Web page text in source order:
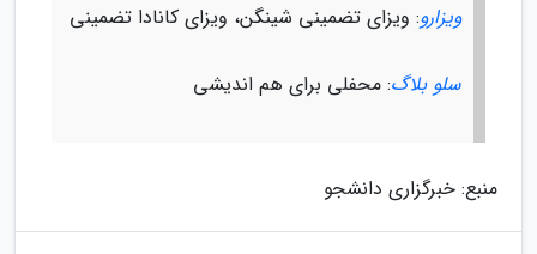
ویزارو: ویزای تضمینی شینگن، ویزای کانادا تضمینی
سلو بلاگ: محفلی برای هم اندیشی
منبع: خبرگزاری دانشجو